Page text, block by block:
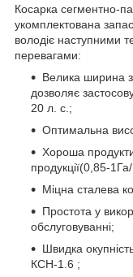
Косарка сегментно-
укомплектована
володіє наступними
перевагами:
Велика ширина
дозволяє
20 л. с.;
Оптимальна
Хороша
продукції(0,85-
Міцна сталева
Простота у
обслуговуванні;
Швидка
КСН-1.6 ;